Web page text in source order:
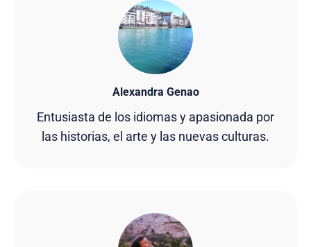
Alexandra Genao
Entusiasta de los idiomas y apasionada por
las historias, el arte y las nuevas culturas.